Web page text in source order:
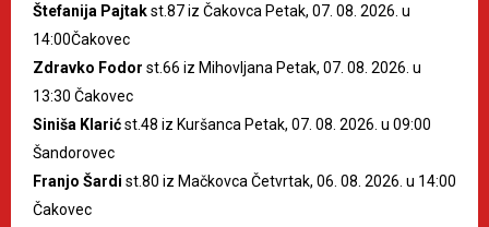
Štefanija Pajtakst.87 iz Čakovca Petak, 07. 08. 2026. u
14:00Čakovec
Zdravko Fodor st.66 iz Mihovljana Petak, 07. 08. 2026. u
13:30 Čakovec
Siniša Klarićst.48 iz Kuršanca Petak, 07. 08. 2026. u 09:00
Šandorovec
Franjo Šardi st.80 iz Mačkovca Četvrtak, 06. 08. 2026. u 14:00
Čakovec